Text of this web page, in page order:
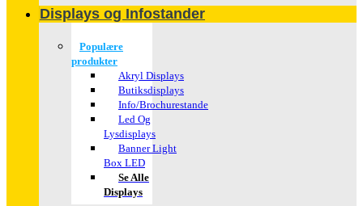
Displays og Infostander
Populære
produkter
Akryl Displays
Butiksdisplays
Info/Brochurestande
Led Og
Lysdisplays
Banner Light
Box LED
Se Alle
Displays